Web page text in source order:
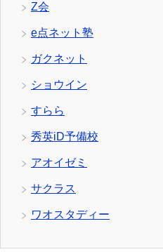
Z会
e点ネット塾
ガクネット
ショウイン
すらら
秀英iD予備校
アオイゼミ
サクラス
ワオスタディー